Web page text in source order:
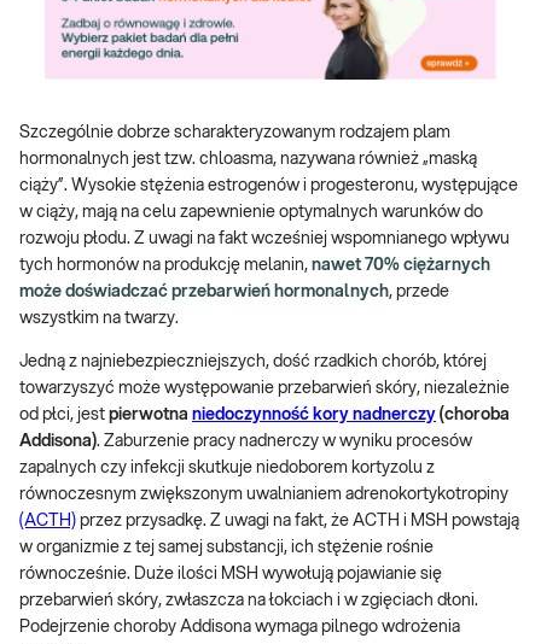
Szczególnie dobrze scharakteryzowanym rodzajem plam
hormonalnych jest tzw. chloasma, nazywana również „maską
ciąży”. Wysokie stężenia estrogenów i progesteronu, występujące
w ciąży, mają na celu zapewnienie optymalnych warunków do
rozwoju płodu. Z uwagi na fakt wcześniej wspomnianego wpływu
tych hormonów na produkcję melanin, nawet 70% ciężarnych
może doświadczać przebarwień hormonalnych, przede
wszystkim na twarzy.
Jedną z najniebezpieczniejszych, dość rzadkich chorób, której
towarzyszyć może występowanie przebarwień skóry, niezależnie
od płci, jest pierwotna niedoczynność kory nadnerczy (choroba
Addisona). Zaburzenie pracy nadnerczy w wyniku procesów
zapalnych czy infekcji skutkuje niedoborem kortyzolu z
równoczesnym zwiększonym uwalnianiem adrenokortykotropiny
(ACTH) przez przysadkę. Z uwagi na fakt, że ACTH i MSH powstają
w organizmie z tej samej substancji, ich stężenie rośnie
równocześnie. Duże ilości MSH wywołują pojawianie się
przebarwień skóry, zwłaszcza na łokciach i w zgięciach dłoni.
Podejrzenie choroby Addisona wymaga pilnego wdrożenia